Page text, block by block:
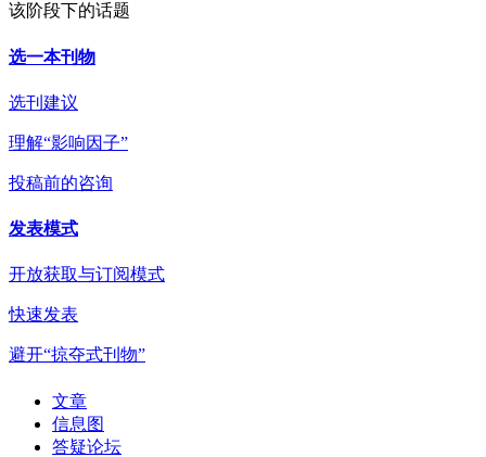
该阶段下的话题
选一本刊物
选刊建议
理解“影响因子”
投稿前的咨询
发表模式
开放获取与订阅模式
快速发表
避开“掠夺式刊物”
文章
信息图
答疑论坛